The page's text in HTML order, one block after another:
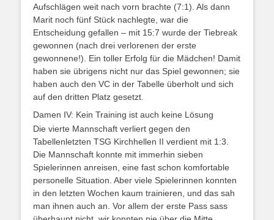
Aufschlägen weit nach vorn brachte (7:1). Als dann
Marit noch fünf Stück nachlegte, war die
Entscheidung gefallen – mit 15:7 wurde der Tiebreak
gewonnen (nach drei verlorenen der erste
gewonnene!). Ein toller Erfolg für die Mädchen! Damit
haben sie übrigens nicht nur das Spiel gewonnen; sie
haben auch den VC in der Tabelle überholt und sich
auf den dritten Platz gesetzt.
Damen IV: Kein Training ist auch keine Lösung
Die vierte Mannschaft verliert gegen den
Tabellenletzten TSG Kirchhellen II verdient mit 1:3.
Die Mannschaft konnte mit immerhin sieben
Spielerinnen anreisen, eine fast schon komfortable
personelle Situation. Aber viele Spielerinnen konnten
in den letzten Wochen kaum trainieren, und das sah
man ihnen auch an. Vor allem der erste Pass sass